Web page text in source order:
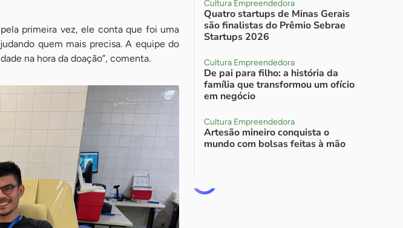
primeira vez, ele conta que foi uma
quem mais precisa. A equipe do
na hora da doação”, comenta.
Cultura Empreendedora
Quatro startups de Minas Gerais
são finalistas do Prêmio Sebrae
Startups 2026
Cultura Empreendedora
De pai para filho: a história da
família que transformou um ofício
em negócio
Cultura Empreendedora
Artesão mineiro conquista o
mundo com bolsas feitas à mão